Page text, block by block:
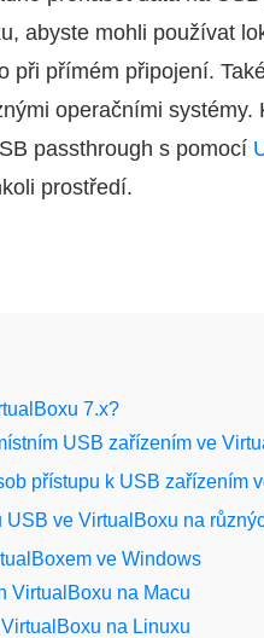
abyste mohli používat
při přímém připojení.
operačními
passthrough s pomocí
prostředí.
7.x?
USB zařízením ve
přístupu k USB zařízením
USB ve VirtualBoxu na
ve Windows
VirtualBoxu na Macu
na Linuxu